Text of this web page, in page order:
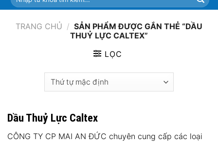
kiếm:
TRANG CHỦ / SẢN PHẨM ĐƯỢC GẮN THẺ “DẦU
THUỶ LỰC CALTEX”
LỌC
Dầu Thuỷ Lực Caltex
CÔNG TY CP MAI AN ĐỨC chuyên cung cấp các loại